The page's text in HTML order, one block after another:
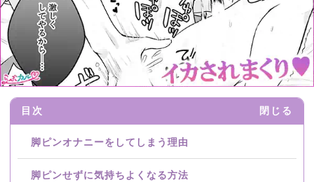
目次 閉じる
脚ピンオナニーをしてしまう理由
脚ピンせずに気持ちよくなる方法